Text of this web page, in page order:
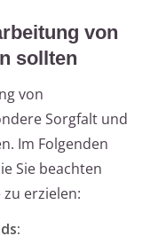
von
sollten
von
Sorgfalt und
Im Folgenden
Sie beachten
erzielen: